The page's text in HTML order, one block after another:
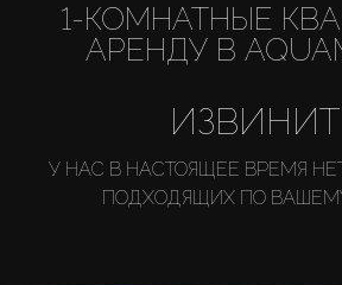
1-КОМНАТНЫЕ
АРЕНДУ В
У НАС В НАСТОЯЩЕЕ ВРЕМЯ
ПОДХОДЯЩИХ ПО